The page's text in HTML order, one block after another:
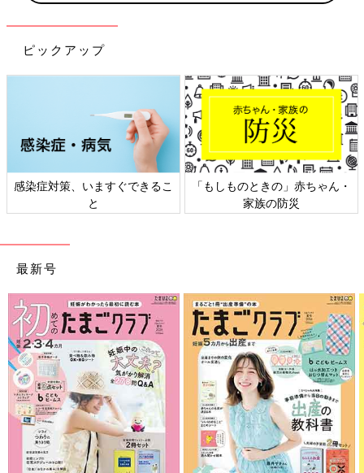
豆先生：そうなんです。子どもたちは雨の外遊びでさまざまな挑
戦をし身体の動かし方や、雨で変化する物質や、多くのことを
学んでいます。このドキュメンテーション見るとそれがありあり
雨がくれる課題を子ども自身が考える
ピックアップ
感染症対策、いますぐできるこ
と
「もしものときの」赤ちゃん・
家族の防災
最新号